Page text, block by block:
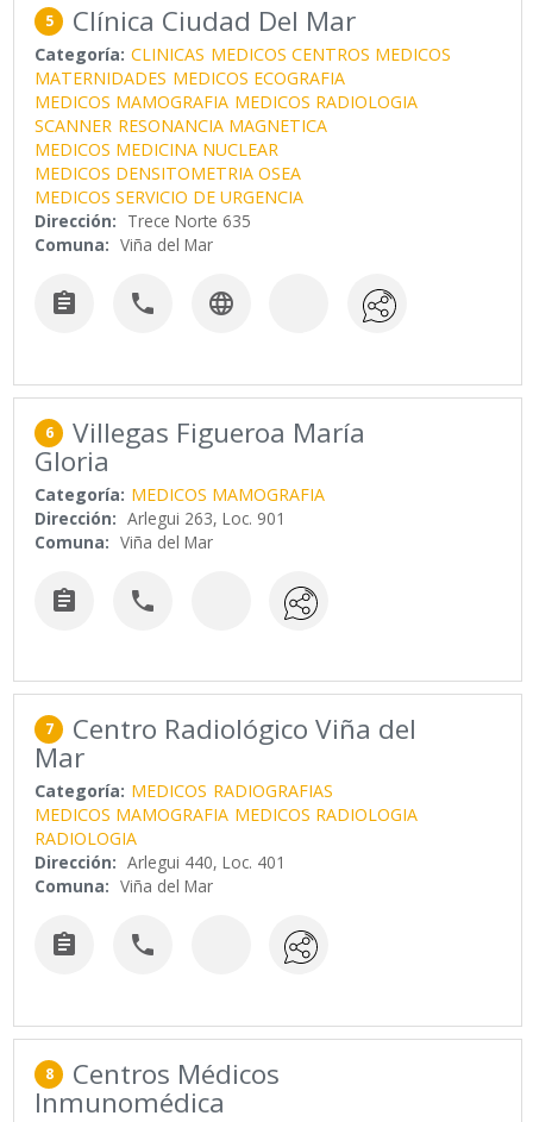
5 Clínica Ciudad Del Mar
Categoría: CLINICAS MEDICOS CENTROS MEDICOS
MATERNIDADES MEDICOS ECOGRAFIA
MEDICOS MAMOGRAFIA MEDICOS RADIOLOGIA
SCANNER RESONANCIA MAGNETICA
MEDICOS MEDICINA NUCLEAR
MEDICOS DENSITOMETRIA OSEA
MEDICOS SERVICIO DE URGENCIA
Dirección: Trece Norte 635
Comuna: Viña del Mar
  
6 Villegas Figueroa María
Gloria
Categoría: MEDICOS MAMOGRAFIA
Dirección: Arlegui 263, Loc. 901
Comuna: Viña del Mar
 
7 Centro Radiológico Viña del
Mar
Categoría: MEDICOS RADIOGRAFIAS
MEDICOS MAMOGRAFIA MEDICOS RADIOLOGIA
RADIOLOGIA
Dirección: Arlegui 440, Loc. 401
Comuna: Viña del Mar
 
8 Centros Médicos
Inmunomédica